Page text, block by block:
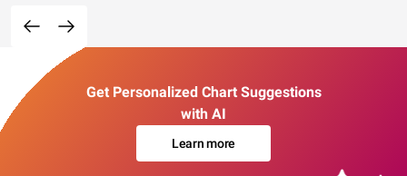
Get Personalized Chart Suggestions
with AI
Learn more